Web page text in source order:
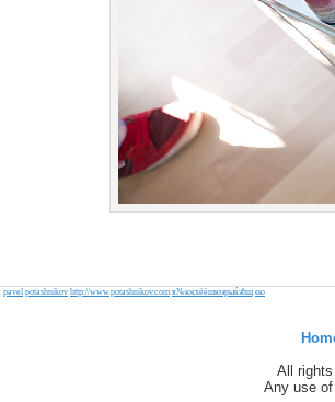
pavel potashnikov http://www.potashnikov.com я№юєхёёшюэрыќэћщ єю
All
Any use